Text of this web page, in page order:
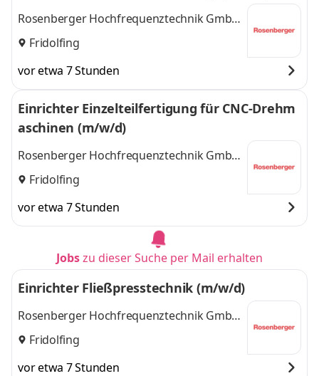
Rosenberger Hochfrequenztechnik GmbH
& Co. KG
Fridolfing
vor etwa 7 Stunden
Einrichter Einzelteilfertigung für CNC-Drehm
aschinen (m/w/d)
Rosenberger Hochfrequenztechnik GmbH
& Co. KG
Fridolfing
vor etwa 7 Stunden
Jobszu dieser Suche per Mail erhalten
Einrichter Fließpresstechnik (m/w/d)
Rosenberger Hochfrequenztechnik GmbH
& Co. KG
Fridolfing
vor etwa 7 Stunden